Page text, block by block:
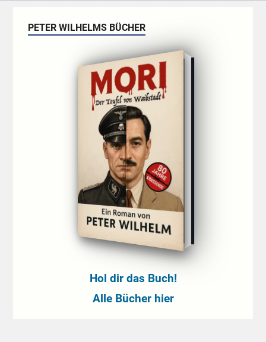
PETER WILHELMS BÜCHER
Hol dir das Buch!
Alle Bücher hier